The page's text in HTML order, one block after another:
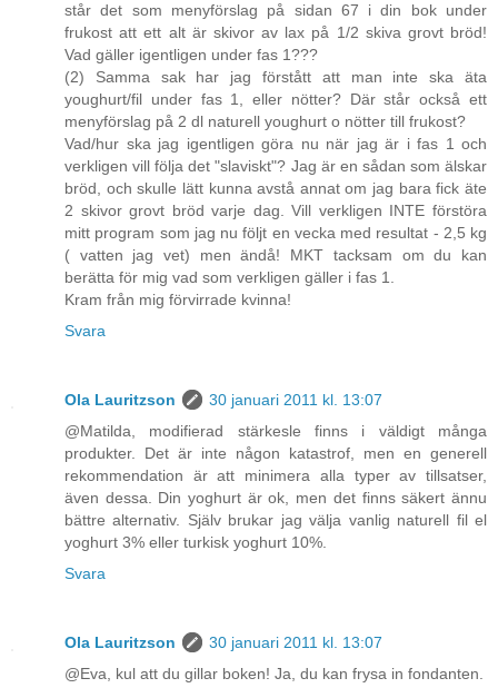
står det som menyförslag på sidan 67 i din bok under
frukost att ett alt är skivor av lax på 1/2 skiva grovt bröd!
Vad gäller igentligen under fas 1???
(2) Samma sak har jag förstått att man inte ska äta
youghurt/fil under fas 1, eller nötter? Där står också ett
menyförslag på 2 dl naturell youghurt o nötter till frukost?
Vad/hur ska jag igentligen göra nu när jag är i fas 1 och
verkligen vill följa det "slaviskt"? Jag är en sådan som älskar
bröd, och skulle lätt kunna avstå annat om jag bara fick äte
2 skivor grovt bröd varje dag. Vill verkligen INTE förstöra
mitt program som jag nu följt en vecka med resultat - 2,5 kg
( vatten jag vet) men ändå! MKT tacksam om du kan
berätta för mig vad som verkligen gäller i fas 1.
Kram från mig förvirrade kvinna!
Svara
Ola Lauritzson
30 januari 2011 kl. 13:07
@Matilda, modifierad stärkesle finns i väldigt många
produkter. Det är inte någon katastrof, men en generell
rekommendation är att minimera alla typer av tillsatser,
även dessa. Din yoghurt är ok, men det finns säkert ännu
bättre alternativ. Själv brukar jag välja vanlig naturell fil el
yoghurt 3% eller turkisk yoghurt 10%.
Svara
Ola Lauritzson
30 januari 2011 kl. 13:07
@Eva, kul att du gillar boken! Ja, du kan frysa in fondanten.